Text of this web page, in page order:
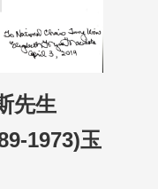
先生
1973)玉